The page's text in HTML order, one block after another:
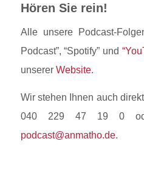
Hören Sie rein!
Alle unsere Podcast-
Podcast”, “Spotify” und
unserer Website.
Wir stehen Ihnen auch
040 229 47 19 0
podcast@anmatho.de.